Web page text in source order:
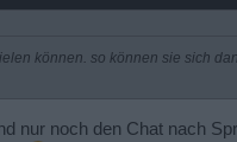
können. so können sie sich
nur noch den Chat nach